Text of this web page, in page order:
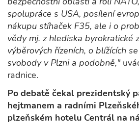
spolupráce s USA, posílení
nákupu stíhaček F35, ale i o
vědy mj. z hlediska byrokratické
výběrových řízeních, o blížících
svobody v Plzni a podobně,"
radnice.
Po debatě čekal prezidentský
hejtmanem a radními
plzeňském hotelu Centrál na